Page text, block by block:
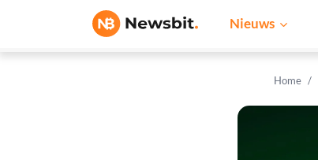
Nieuws
Home